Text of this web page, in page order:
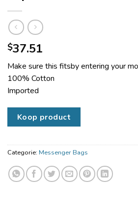
$37.51
Make sure this fitsby entering your
100% Cotton
Imported
Koop product
Categorie: Messenger Bags